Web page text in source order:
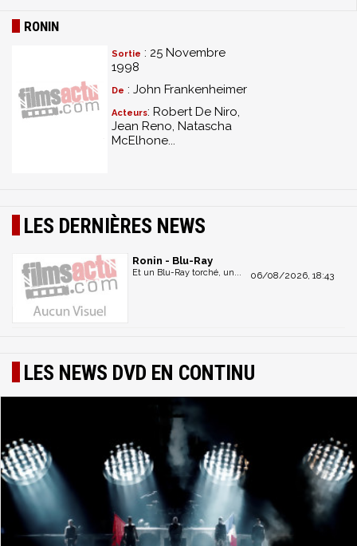
RONIN
Sortie : 25 Novembre
1998
De : John Frankenheimer
Acteurs: Robert De Niro,
Jean Reno, Natascha
McElhone...
LES DERNIÈRES NEWS
Ronin - Blu-Ray
06/08/2026, 18:43
Et un Blu-Ray torché, un...
LES NEWS DVD EN CONTINU